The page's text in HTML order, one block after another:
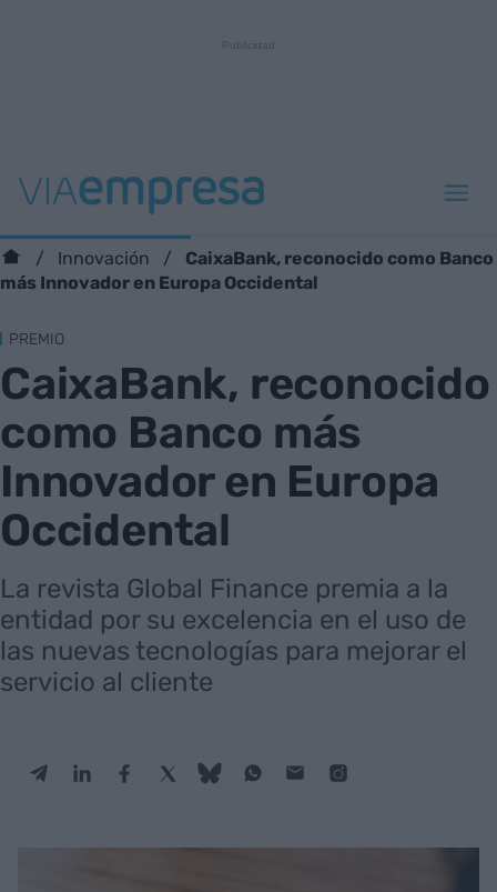
Innovación
CaixaBank, reconocido como Banco
más Innovador en Europa Occidental
PREMIO
CaixaBank, reconocido
como Banco más
Innovador en Europa
Occidental
La revista Global Finance premia a la
entidad por su excelencia en el uso de
las nuevas tecnologías para mejorar el
servicio al cliente